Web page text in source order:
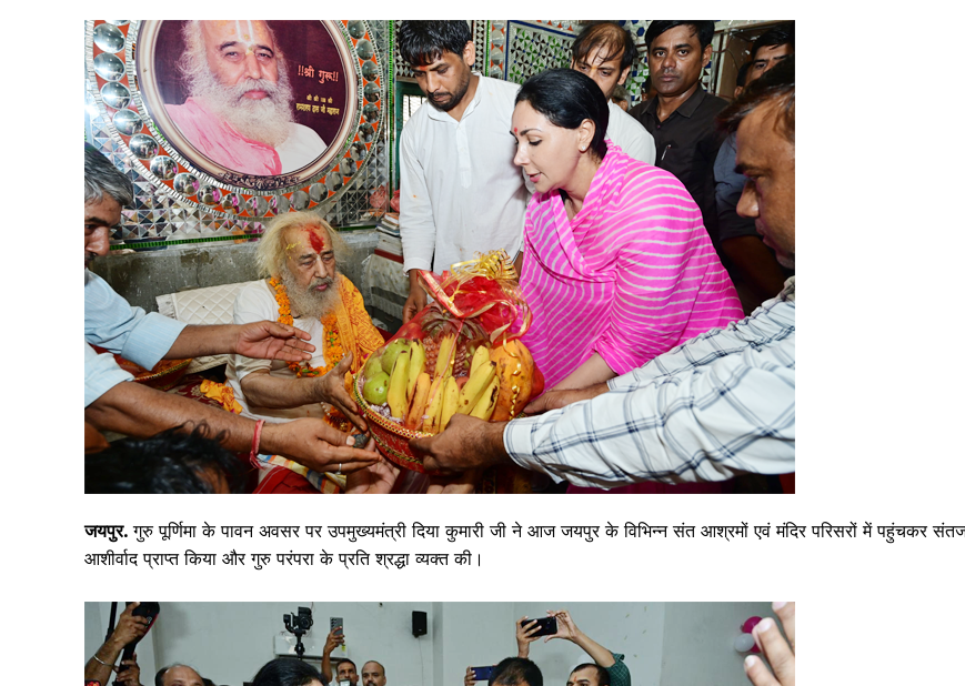
जयपुर.गुरु पूर्णिमा के पावन अवसर पर उपमुख्यमंत्री दिया कुमारी जी ने आज जयपुर के विभिन्न संत आश्रमों एवं मंदिर परिसरों में पहुंचकर
आशीर्वाद प्राप्त किया और गुरु परंपरा के प्रति श्रद्धा व्यक्त की।